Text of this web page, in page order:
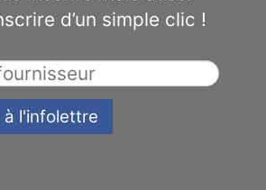
d’un simple clic !